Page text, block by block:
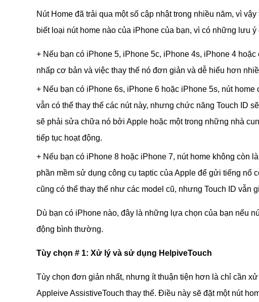
Nút Home đã trải qua một số cập nhật trong nhiều năm, vì
biết loại nút home nào của iPhone của bạn, vì có những lưu ý
+ Nếu bạn có iPhone 5, iPhone 5c, iPhone 4s, iPhone 4
nhấp cơ bản và việc thay thế nó đơn giản và dễ hiểu hơn
+ Nếu bạn có iPhone 6s, iPhone 6 hoặc iPhone 5s, nút
vẫn có thể thay thế các nút này, nhưng chức năng Touch ID
sẽ phải sửa chữa nó bởi Apple hoặc một trong những nhà
tiếp tục hoạt động.
+ Nếu bạn có iPhone 8 hoặc iPhone 7, nút home không còn
phần mềm sử dụng công cụ taptic của Apple để gửi tiếng nổ
cũng có thể thay thế như các model cũ, nhưng Touch ID vẫn
Dù bạn có iPhone nào, đây là những lựa chọn của bạn nếu
động bình thường.
Tùy chọn # 1: Xử lý và sử dụng HelpiveTouch
Tùy chọn đơn giản nhất, nhưng ít thuận tiện hơn là chỉ cần
Appleive AssistiveTouch thay thế. Điều này sẽ đặt một nút